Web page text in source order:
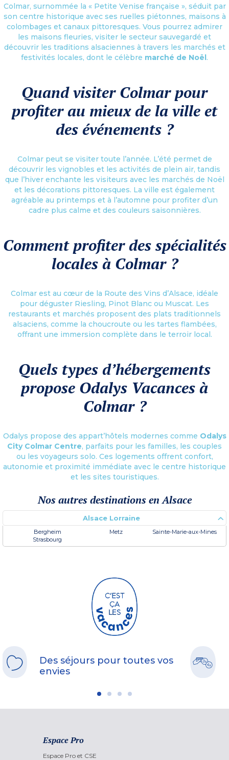
Colmar, surnommée la « Petite Venise française », séduit par
son centre historique avec ses ruelles piétonnes, maisons à
colombages et canaux pittoresques. Vous pourrez admirer
les maisons fleuries, visiter le secteur sauvegardé et
découvrir les traditions alsaciennes à travers les marchés et
festivités locales, dont le célèbre marché de Noël.
Quand visiter Colmar pour
profiter au mieux de la ville et
des événements ?
Colmar peut se visiter toute l’année. L’été permet de
découvrir les vignobles et les activités de plein air, tandis
que l’hiver enchante les visiteurs avec les marchés de Noël
et les décorations pittoresques. La ville est également
agréable au printemps et à l’automne pour profiter d’un
cadre plus calme et des couleurs saisonnières.
Comment profiter des spécialités
locales à Colmar ?
Colmar est au cœur de la Route des Vins d’Alsace, idéale
pour déguster Riesling, Pinot Blanc ou Muscat. Les
restaurants et marchés proposent des plats traditionnels
alsaciens, comme la choucroute ou les tartes flambées,
offrant une immersion complète dans le terroir local.
Quels types d’hébergements
propose Odalys Vacances à
Colmar ?
Odalys propose des appart’hôtels modernes comme Odalys
City Colmar Centre, parfaits pour les familles, les couples
ou les voyageurs solo. Ces logements offrent confort,
autonomie et proximité immédiate avec le centre historique
et les sites touristiques.
Nos autres destinations en Alsace
Alsace Lorraine
Bergheim Metz
Sainte-Marie-aux-Mines
Strasbourg
Des séjours pour toutes vos
envies
Espace Pro
Espace Pro et CSE